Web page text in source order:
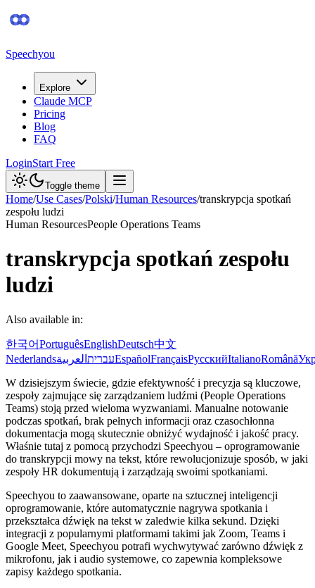
Speechyou
Explore
Claude MCP
Pricing
Blog
FAQ
LoginStart Free
Toggle theme
Home/Use Cases/Polski/Human Resources/transkrypcja spotkań
zespołu ludzi
Human ResourcesPeople Operations Teams
transkrypcja spotkań zespołu
ludzi
Also available in:
한국어PortuguêsEnglishDeutsch中文
Nederlands
עברית العربية EspañolFrançaisРусскийItalianoRomână
W dzisiejszym świecie, gdzie efektywność i precyzja są kluczowe,
zespoły zajmujące się zarządzaniem ludźmi (People Operations
Teams) stoją przed wieloma wyzwaniami. Manualne notowanie
podczas spotkań, brak pełnych informacji oraz czasochłonna
dokumentacja mogą skutecznie obniżyć wydajność i jakość pracy.
Właśnie tutaj z pomocą przychodzi Speechyou – oprogramowanie
do transkrypcji mowy na tekst, które rewolucjonizuje sposób, w jaki
zespoły HR dokumentują i zarządzają swoimi spotkaniami.
Speechyou to zaawansowane, oparte na sztucznej inteligencji
oprogramowanie, które automatycznie nagrywa spotkania i
przekształca dźwięk na tekst w zaledwie kilka sekund. Dzięki
integracji z popularnymi platformami takimi jak Zoom, Teams i
Google Meet, Speechyou potrafi wychwytywać zarówno dźwięk z
mikrofonu, jak i audio systemowe, co zapewnia kompleksowe
zapisy każdego spotkania.